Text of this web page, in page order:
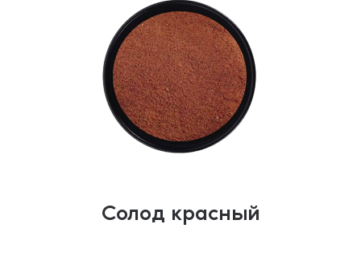
Солод красный